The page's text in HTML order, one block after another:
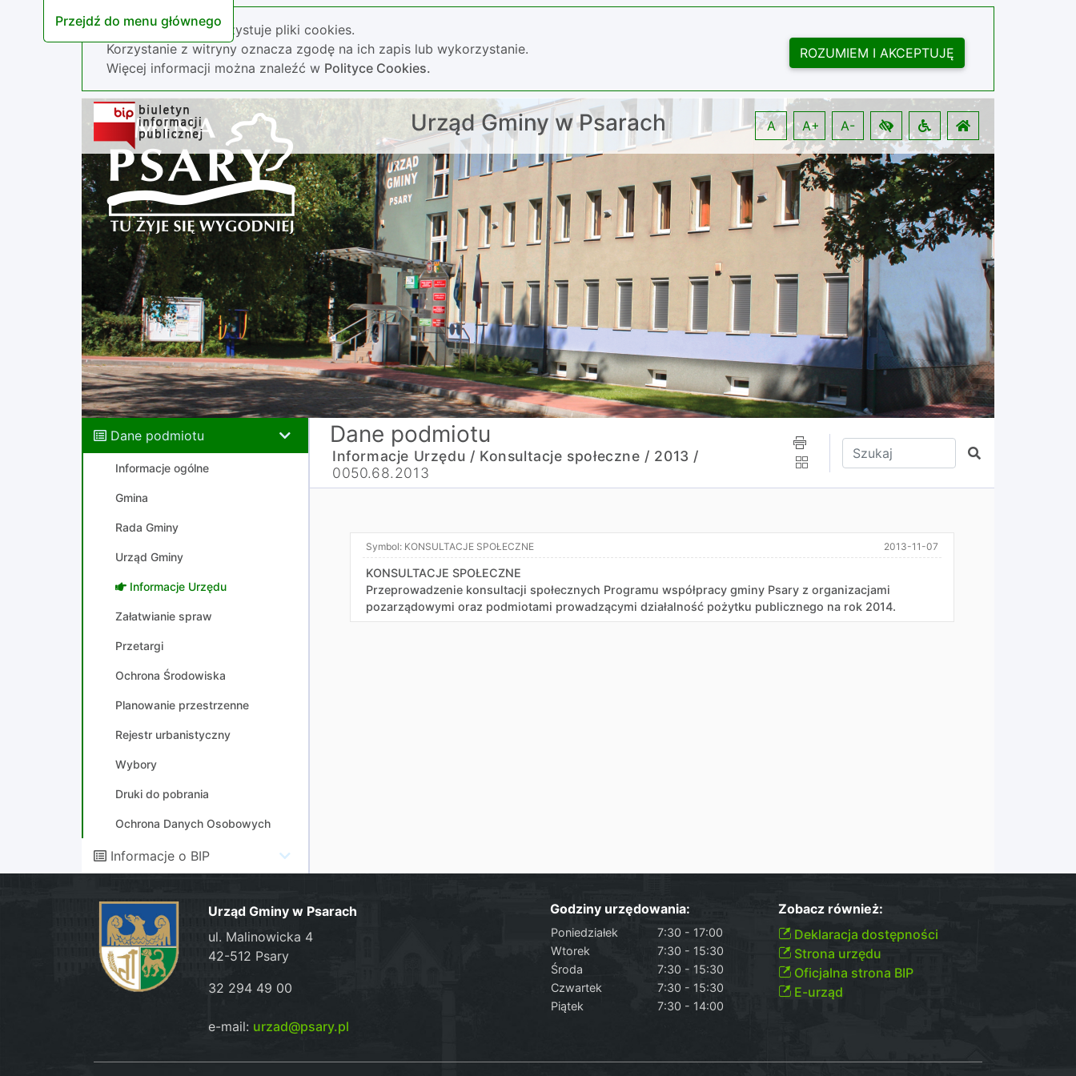
Przejdź do menu głównego
Nasza strona wykorzystuje pliki cookies.
Korzystanie z witryny oznacza zgodę na ich zapis lub wykorzystanie.
Więcej informacji można znaleźć w Polityce Cookies.
ROZUMIEM I AKCEPTUJĘ
Urząd Gminy w Psarach A A+ A-
Dane podmiotu
Informacje ogólne
Gmina
Rada Gminy
Urząd Gminy
Informacje Urzędu
Załatwianie spraw
Przetargi
Ochrona Środowiska
Planowanie przestrzenne
Rejestr urbanistyczny
Wybory
Druki do pobrania
Ochrona Danych Osobowych
Informacje o BIP
Dane podmiotu
Informacje Urzędu / Konsultacje społeczne / 2013 /
0050.68.2013
Wpisz tekst do wyszukania
Szukaj
Symbol: KONSULTACJE SPOŁECZNE 2013-11-07
KONSULTACJE SPOŁECZNE
Przeprowadzenie konsultacji społecznych Programu współpracy gminy Psary z organizacjami
pozarządowymi oraz podmiotami prowadzącymi działalność pożytku publicznego na rok 2014.
Urząd Gminy w Psarach
ul. Malinowicka 4
42-512 Psary
32 294 49 00
e-mail: urzad@psary.pl
Godziny urzędowania:
Poniedziałek
7:30 - 17:00
Wtorek
7:30 - 15:30
Środa
7:30 - 15:30
Czwartek
7:30 - 15:30
Piątek
7:30 - 14:00
Zobacz również:
Deklaracja dostępności
Strona urzędu
Oficjalna strona BIP
E-urząd